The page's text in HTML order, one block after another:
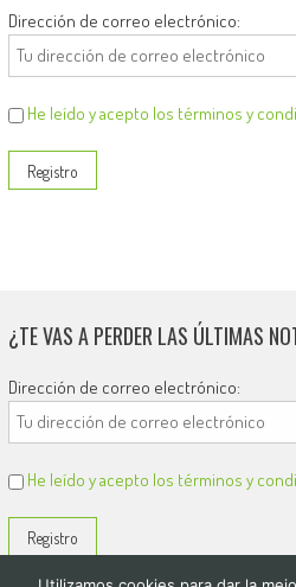
Dirección de correo electrónico:
He leído y acepto los términos y
¿TE VAS A PERDER LAS ÚLTIMAS
Dirección de correo electrónico:
He leído y acepto los términos y